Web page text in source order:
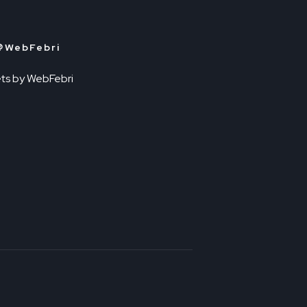
WebFebri
by WebFebri